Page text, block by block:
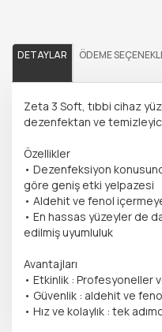
DETAYLAR ÖDEME
Zeta 3 Soft, tıbbi cihaz
dezenfektan ve
Özellikler
• Dezenfeksiyon
göre geniş etki yelpazesi
• Aldehit ve fenol
• En hassas yüzeyler de
edilmiş uyumluluk
Avantajları
• Etkinlik : Profesyoneller
• Güvenlik : aldehit ve
• Hız ve kolaylık : tek